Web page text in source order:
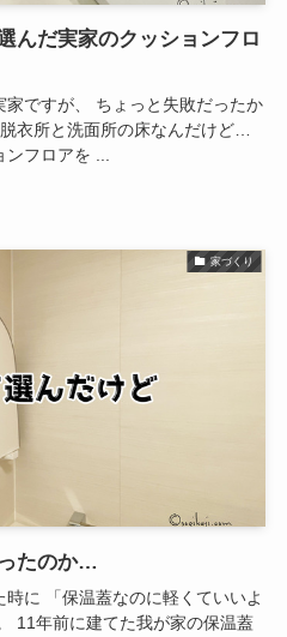
んだ実家のクッションフロ
ですが、 ちょっと失敗だったか
衣所と洗面所の床なんだけど…
フロアを ...
家づくり
たのか…
に 「保温蓋なのに軽くていいよ
11年前に建てた我が家の保温蓋